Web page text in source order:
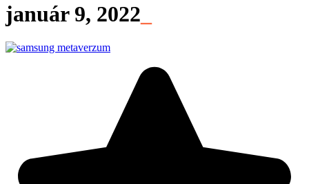
január 9, 2022